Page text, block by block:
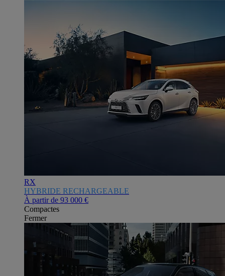
RX
HYBRIDE RECHARGEABLE
À partir de 93 000 €
Compactes
Fermer